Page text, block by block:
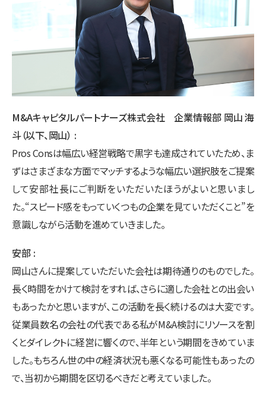
M&Aキャピタルパートナーズ株式会社 企業情報部 岡山 海
斗（以下、岡山）
Pros Consは幅広い経営戦略で黒字も達成されていたため、ま
ずはさまざまな方面でマッチするような幅広い選択肢をご提案
して安部社長にご判断をいただいたほうがよいと思いまし
た。“スピード感をもっていくつもの企業を見ていただくこと”を
意識しながら活動を進めていきました。
安部
岡山さんに提案していただいた会社は期待通りのものでした。
長く時間をかけて検討をすれば、さらに適した会社との出会い
もあったかと思いますが、この活動を長く続けるのは大変です。
従業員数名の会社の代表である私がM&A検討にリソースを割
くとダイレクトに経営に響くので、半年という期間をきめていま
した。もちろん世の中の経済状況も悪くなる可能性もあったの
で、当初から期間を区切るべきだと考えていました。